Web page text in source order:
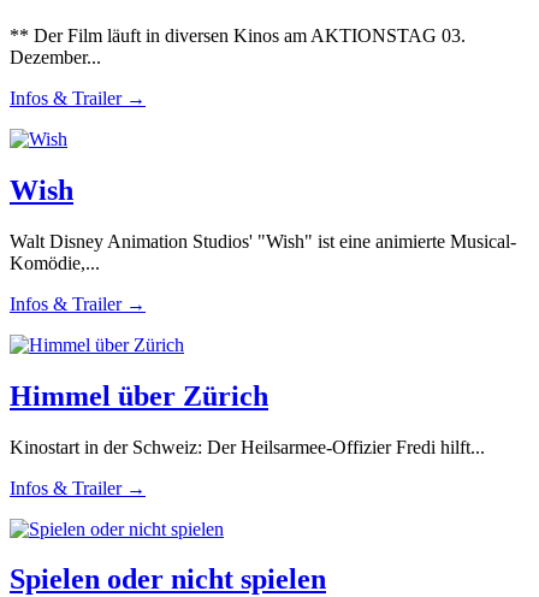
** Der Film läuft in diversen Kinos am AKTIONSTAG 03.
Dezember...
Infos & Trailer →
Wish
Walt Disney Animation Studios' "Wish" ist eine animierte Musical-
Komödie,...
Infos & Trailer →
Himmel über Zürich
Kinostart in der Schweiz: Der Heilsarmee-Offizier Fredi hilft...
Infos & Trailer →
Spielen oder nicht spielen